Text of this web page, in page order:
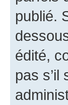
publié.
édité,
pas s’il